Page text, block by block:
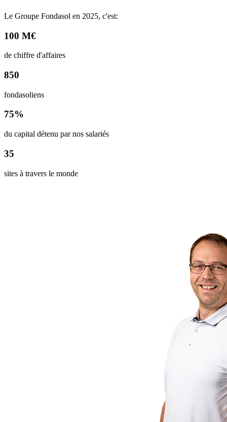
Le Groupe Fondasol en 2025, c'est:
100 M€
de chiffre d'affaires
850
fondasoliens
75%
du capital détenu par nos salariés
35
sites à travers le monde